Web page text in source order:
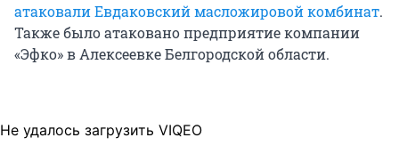
атаковали Евдаковский масложировой комбинат.
Также было атаковано предприятие компании
«Эфко» в Алексеевке Белгородской области.
Не удалось загрузить VIQEO